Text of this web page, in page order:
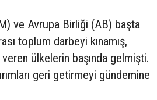
ve Avrupa Birliği (AB) başta
toplum darbeyi kınamış,
ülkelerin başında gelmişti.
geri getirmeyi gündemine